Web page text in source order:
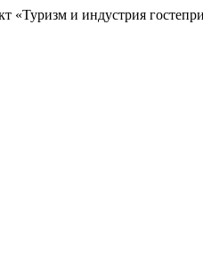
и индустрия